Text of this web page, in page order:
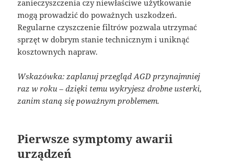
zanieczyszczenia czy niewłaściwe użytkowanie
mogą prowadzić do poważnych uszkodzeń.
Regularne czyszczenie filtrów pozwala utrzymać
sprzęt w dobrym stanie technicznym i uniknąć
kosztownych napraw.
Wskazówka: zaplanuj przegląd AGD przynajmniej
raz w roku – dzięki temu wykryjesz drobne usterki,
zanim staną się poważnym problemem.
Pierwsze symptomy awarii
urządzeń